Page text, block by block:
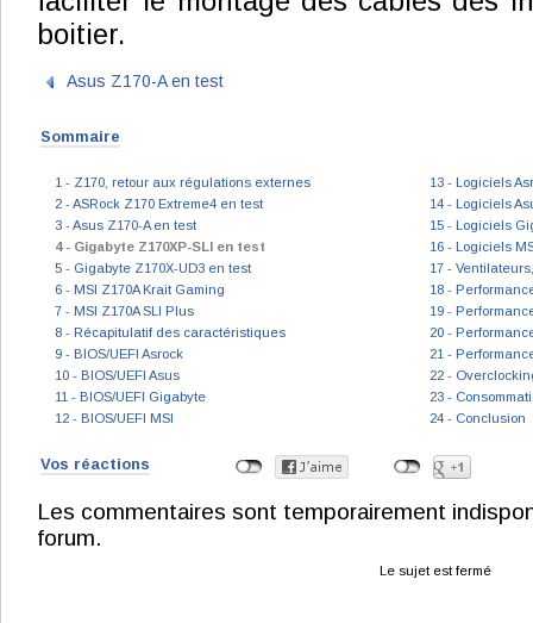
boitier.
Asus Z170-A en test
Sommaire
1 - Z170, retour aux régulations externes
2 - ASRock Z170 Extreme4 en test
3 - Asus Z170-A en test
4 - Gigabyte Z170XP-SLI en test
5 - Gigabyte Z170X-UD3 en test
6 - MSI Z170A Krait Gaming
7 - MSI Z170A SLI Plus
8 - Récapitulatif des caractéristiques
9 - BIOS/UEFI Asrock
10 - BIOS/UEFI Asus
11 - BIOS/UEFI Gigabyte
12 - BIOS/UEFI MSI
13 - Logiciels
14 - Logiciels
15 - Logiciels
16 - Logiciels
17 -
18 -
19 -
20 -
21 -
22 -
23 -
24 - Conclusion
Vos réactions
Les commentaires sont temporairement
forum.
Le sujet est fermé